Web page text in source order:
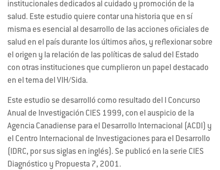
institucionales dedicados al cuidado y promoción de la
salud. Este estudio quiere contar una historia que en sí
misma es esencial al desarrollo de las acciones oficiales de
salud en el país durante los últimos años, y reflexionar sobre
el origen y la relación de las políticas de salud del Estado
con otras instituciones que cumplieron un papel destacado
en el tema del VIH/Sida.
Este estudio se desarrolló como resultado del I Concurso
Anual de Investigación CIES 1999, con el auspicio de la
Agencia Canadiense para el Desarrollo Internacional (ACDI) y
el Centro Internacional de Investigaciones para el Desarrollo
(IDRC, por sus siglas en inglés). Se publicó en la serie CIES
Diagnóstico y Propuesta 7, 2001.